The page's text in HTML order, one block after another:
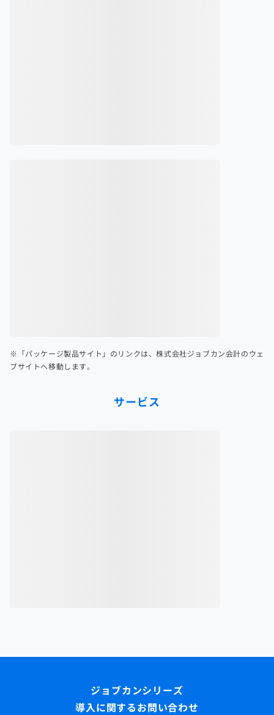
※「パッケージ製品サイト」のリンクは、株式会社ジョブカン会計のウェ
ブサイトへ移動します。
サービス
導入に関するお問い合わせ